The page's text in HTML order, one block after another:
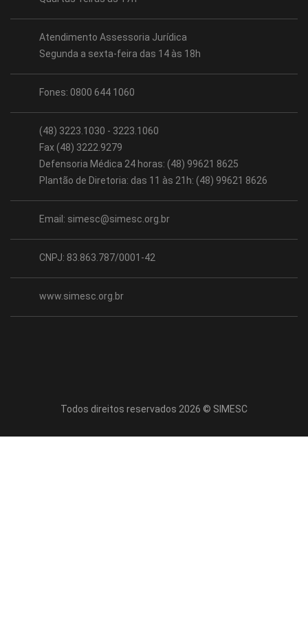
Atendimento Assessoria Jurídica
Segunda a sexta-feira das 14 às 18h
Fones: 0800 644 1060
(48) 3223.1030 - 3223.1060
Fax (48) 3222.9279
Defensoria Médica 24 horas: (48) 99621 8625
Plantão de Diretoria: das 11 às 21h: (48) 99621 8626
Email: simesc@simesc.org.br
CNPJ: 83.863.787/0001-42
www.simesc.org.br
Todos direitos reservados 2026 © SIMESC